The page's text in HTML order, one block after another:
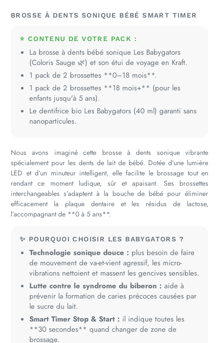
d'un
votre
panier
BROSSE À DENTS SONIQUE BÉBÉ SMART TIMER
⭐ CONTENU DE VOTRE PACK :
La brosse à dents bébé sonique Les Babygators
(Coloris Sauge 🌿) et son étui de voyage en Kraft.
1 pack de 2 brossettes **0–18 mois**.
1 pack de 2 brossettes **18 mois+** (pour les
enfants jusqu'à 5 ans).
Le dentifrice bio Les Babygators (40 ml) garanti sans
nanoparticules.
Nous avons imaginé cette brosse à dents sonique vibrante
spécialement pour les dents de lait de bébé. Dotée d’une lumière
LED et d’un minuteur intelligent, elle facilite le brossage tout en
rendant ce moment ludique, sûr et apaisant. Ses brossettes
interchangeables s’adaptent à la bouche de bébé pour éliminer
efficacement la plaque dentaire et les résidus de lactose,
l’accompagnant de **0 à 5 ans**.
✨ POURQUOI CHOISIR LES BABYGATORS ?
Technologie sonique douce : plus besoin de faire
de mouvement de va-et-vient agressif, les micro-
vibrations nettoient et massent les gencives sensibles.
Lutte contre le syndrome du biberon : aide à
prévenir la formation de caries précoces causées par
le sucre du lait.
Smart Timer Stop & Start : il indique toutes les
**30 secondes** quand changer de zone de
brossage.